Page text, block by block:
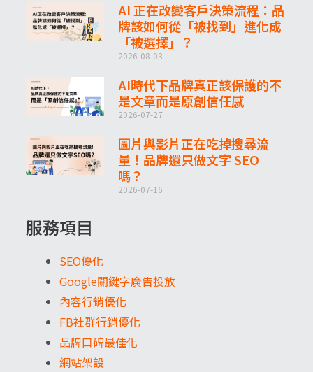
服務項目
SEO優化
Google關鍵字廣告投放
內容行銷優化
FB社群行銷優化
品牌口碑最佳化
網站架設
AI 正在改變客戶決策流程：品
牌該如何從「被找到」進化成
「被選擇」？
2026-08-03
AI時代下品牌真正該保護的不
是文章而是原創信任感
2026-07-27
圖片與影片正在吃掉搜尋流
量！品牌還只做文字 SEO
嗎？
2026-07-16